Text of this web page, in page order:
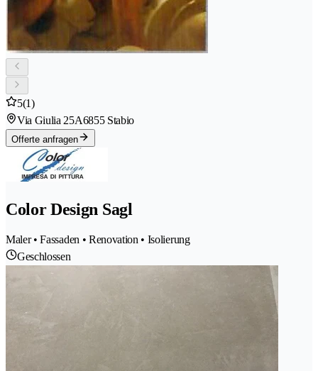
5(1)
Via Giulia 25A6855 Stabio
Offerte anfragen
Color Design Sagl
Maler • Fassaden • Renovation • Isolierung
Geschlossen